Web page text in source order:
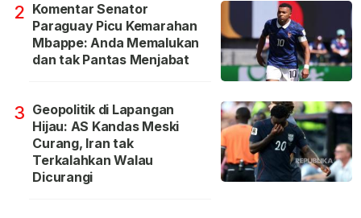
2 Komentar Senator
Paraguay Picu Kemarahan
Mbappe: Anda Memalukan
dan tak Pantas Menjabat
3 Geopolitik di Lapangan
Hijau: AS Kandas Meski
Curang, Iran tak
Terkalahkan Walau
Dicurangi